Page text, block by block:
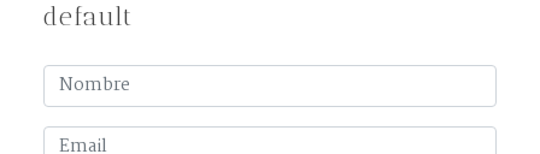
default